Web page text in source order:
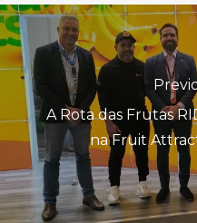
A Rota das Frutas
na Fruit